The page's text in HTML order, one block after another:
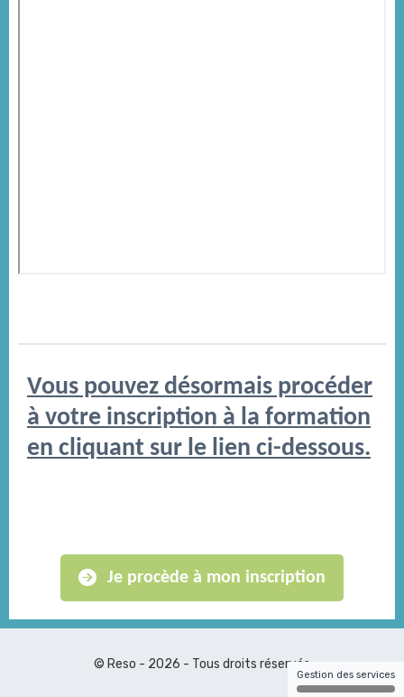
Vous pouvez désormais procéder
à votre inscription à la formation
en cliquant sur le lien ci-dessous.
Je procède à mon inscription
© Reso - 2026 - Tous droits réservés
Gestion des services